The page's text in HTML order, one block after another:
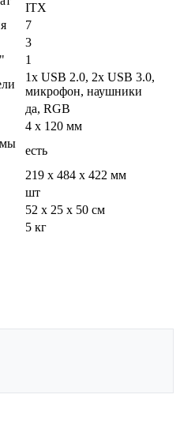
ITX
7
3
1
1x USB 2.0, 2x USB 3.0,
микрофон, наушники
да, RGB
4 x 120 мм
есть
219 x 484 x 422 мм
шт
52 x 25 x 50 см
5 кг